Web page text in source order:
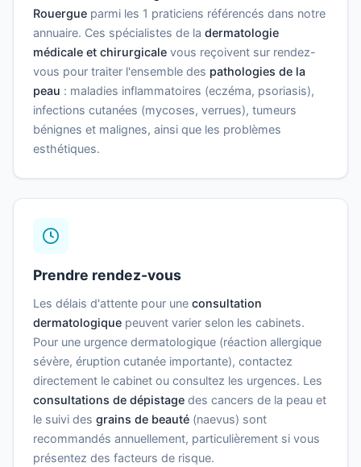
Rouergue parmi les 1 praticiens référencés dans notre
annuaire. Ces spécialistes de la dermatologie
médicale et chirurgicale vous reçoivent sur rendez-
vous pour traiter l'ensemble des pathologies de la
peau : maladies inflammatoires (eczéma, psoriasis),
infections cutanées (mycoses, verrues), tumeurs
bénignes et malignes, ainsi que les problèmes
esthétiques.
Prendre rendez-vous
Les délais d'attente pour une consultation
dermatologique peuvent varier selon les cabinets.
Pour une urgence dermatologique (réaction allergique
sévère, éruption cutanée importante), contactez
directement le cabinet ou consultez les urgences. Les
consultations de dépistage des cancers de la peau et
le suivi des grains de beauté (naevus) sont
recommandés annuellement, particulièrement si vous
présentez des facteurs de risque.